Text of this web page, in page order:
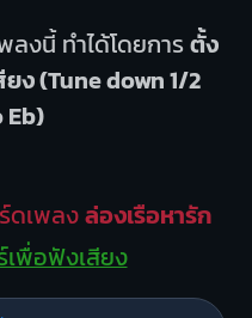
ลงนี้ ทำได้โดยการตั้ง
ง (Tune down 1/2
ดเพลงล่องเรือหารัก
พื่อฟังเสียง